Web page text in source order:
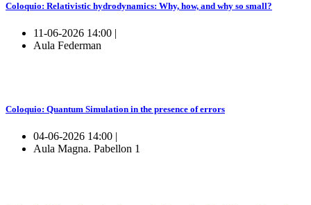
Coloquio: Relativistic hydrodynamics: Why, how, and why so small?
11-06-2026 14:00 |
Aula Federman
Coloquio: Quantum Simulation in the presence of errors
04-06-2026 14:00 |
Aula Magna. Pabellon 1